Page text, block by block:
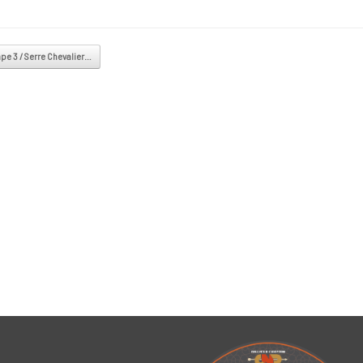
3 / Serre Chevalier…